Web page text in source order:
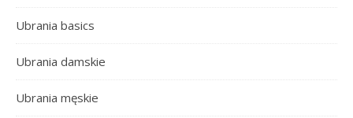
Ubrania basics
Ubrania damskie
Ubrania męskie